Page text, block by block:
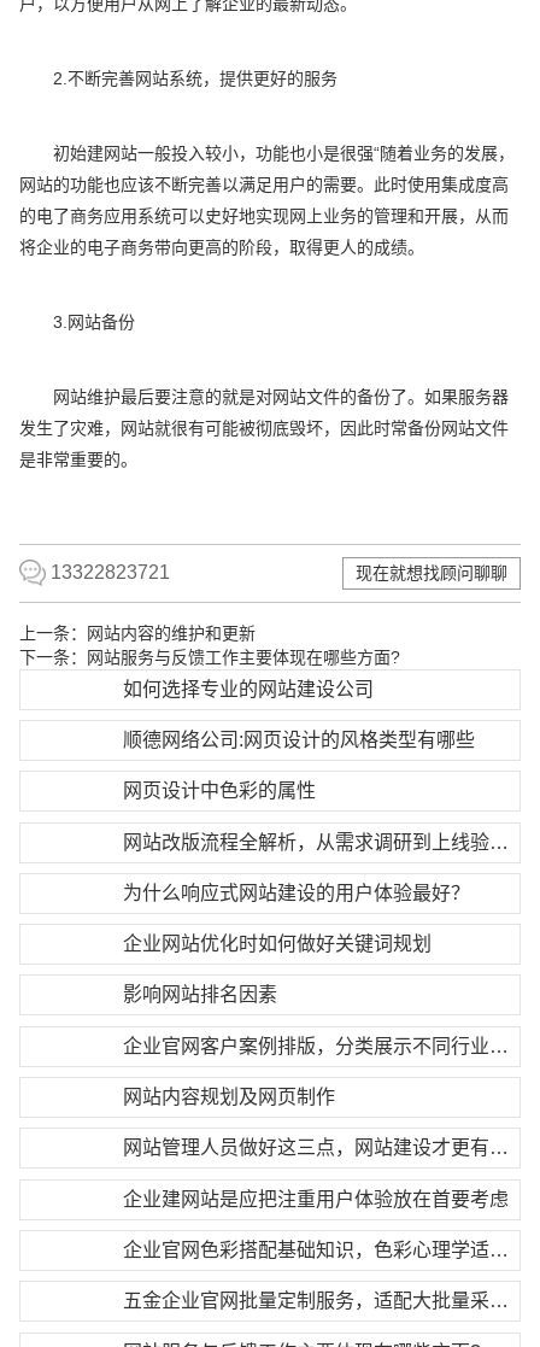
2.不断完善网站系统，提供更好的服务
初始建网站一般投入较小，功能也小是很强“随着业务的发展，
网站的功能也应该不断完善以满足用户的需要。此时使用集成度高
的电了商务应用系统可以史好地实现网上业务的管理和开展，从而
将企业的电子商务带向更高的阶段，取得更人的成绩。
3.网站备份
网站维护最后要注意的就是对网站文件的备份了。如果服务器
发生了灾难，网站就很有可能被彻底毁坏，因此时常备份网站文件
是非常重要的。
13322823721 现在就想找顾问聊聊
上一条：
网站内容的维护和更新
下一条：
网站服务与反馈工作主要体现在哪些方面?
如何选择专业的网站建设公司
顺德网络公司:网页设计的风格类型有哪些
网页设计中色彩的属性
网站改版流程全解析，从需求调研到上线验收完整步骤
为什么响应式网站建设的用户体验最好？
企业网站优化时如何做好关键词规划
影响网站排名因素
企业官网客户案例排版，分类展示不同行业合作案例
网站内容规划及网页制作
网站管理人员做好这三点，网站建设才更有效果
企业建网站是应把注重用户体验放在首要考虑
企业官网色彩搭配基础知识，色彩心理学适配行业调性
五金企业官网批量定制服务，适配大批量采购需求